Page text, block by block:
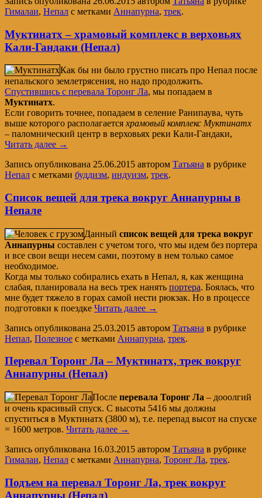
Гималаи, Непал с метками Аннапурна, трек.
Муктинатх – храмовый комплекс в верховьях
Кали-Гандаки (Непал)
Как бы ни было грустно писать про Непал после
непальского землетрясения, но надо продолжить.
Спустившись с перевала Торонг Ла, мы попадаем в
Муктинатх.
Если говорить точнее, попадаем в селение Ранипаува, чуть
выше которого располагается храмовый комплекс Муктинатх
– паломнический центр в верховьях реки Кали-Гандаки,
Читать далее →
Запись опубликована 25.06.2015 автором Татьяна в рубрике
Непал с метками буддизм, индуизм, трек.
Список вещей для трека вокруг Аннапурны в
Непале
Данный список вещей для трека вокруг
Аннапурны составлен с учетом того, что мы идем без портера
и все свои вещи несем сами, поэтому в нем только самое
необходимое.
Когда мы только собирались ехать в Непал, я, как женщина
слабая, планировала на весь трек нанять портера. Боялась, что
мне будет тяжело в горах самой нести рюкзак. Но в процессе
подготовки к поездке Читать далее →
Запись опубликована 25.03.2015 автором Татьяна в рубрике
Непал, Полезное с метками Аннапурна, трек.
Перевал Торонг Ла – Муктинатх, трек вокруг
Аннапурны (Непал)
После перевала Торонг Ла – дооолгий
и очень красивый спуск. С высоты 5416 мы должны
спуститься в Муктинатх (3800 м), т.е. перепад высот на спуске
= 1600 метров. Читать далее →
Запись опубликована 16.03.2015 автором Татьяна в рубрике
Гималаи, Непал с метками Аннапурна, Торонг Ла, трек.
Подъем на перевал Торонг Ла, трек вокруг
Аннапурны (Непал)